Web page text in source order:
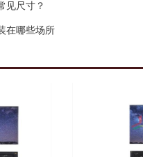
见尺寸？
在哪些场所